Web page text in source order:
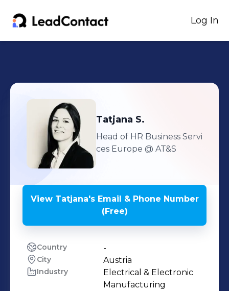
Log In
Tatjana S.
Head of HR Business Servi
ces Europe @ AT&S
View Tatjana'sEmail & Phone Number
(Free)
Country -
City Austria
Industry
Electrical & Electronic
Manufacturing